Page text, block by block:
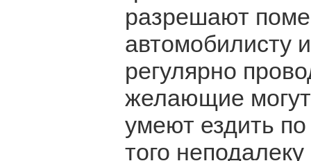
разрешают
автомобилисту
регулярно
желающие могут
умеют ездить
того